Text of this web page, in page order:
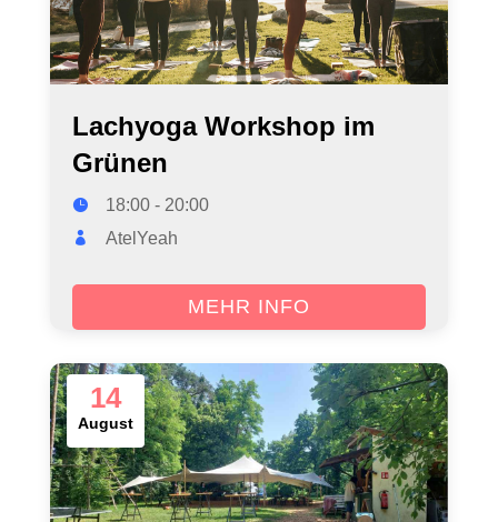
Lachyoga Workshop im
Grünen
18:00 - 20:00
AtelYeah
MEHR INFO
14
August